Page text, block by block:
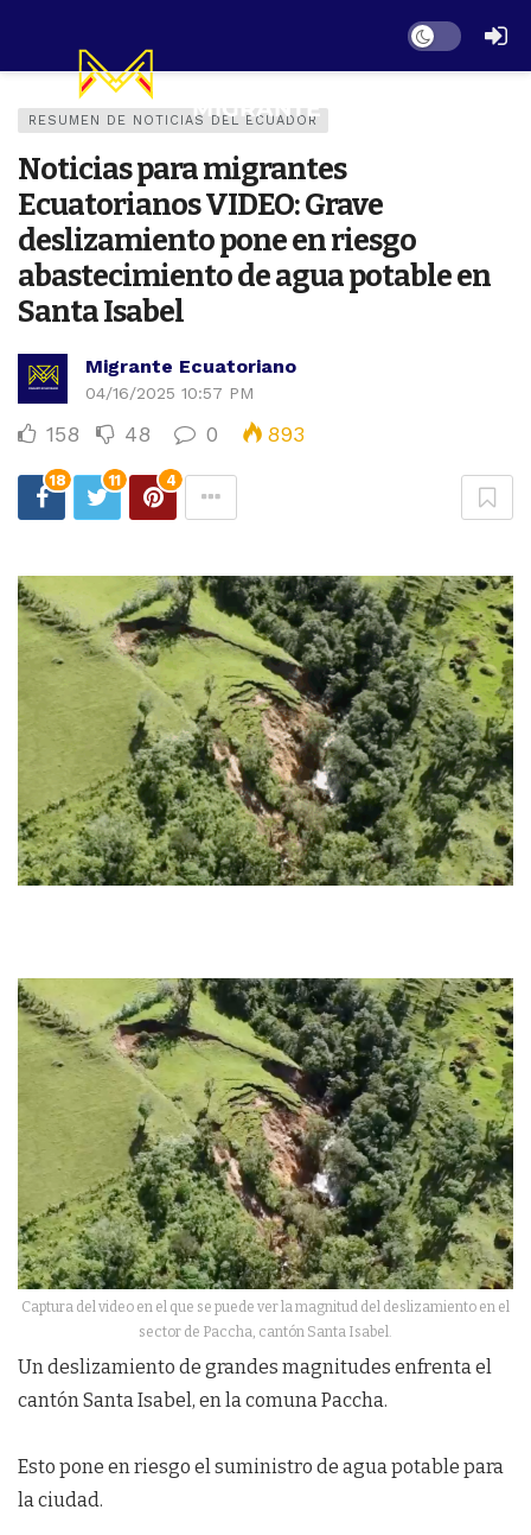
Dark mode
RESUMEN DE NOTICIAS DEL ECUADOR
Noticias para migrantes
Ecuatorianos VIDEO: Grave
deslizamiento pone en riesgo
abastecimiento de agua potable en
Santa Isabel
Migrante Ecuatoriano
04/16/2025 10:57 PM
158 48 0 893
18 11 4
Captura del video en el que se puede ver la magnitud del deslizamiento en el
sector de Paccha, cantón Santa Isabel.
Un deslizamiento de grandes magnitudes enfrenta el
cantón Santa Isabel, en la comuna Paccha.
Esto pone en riesgo el suministro de agua potable para
la ciudad.